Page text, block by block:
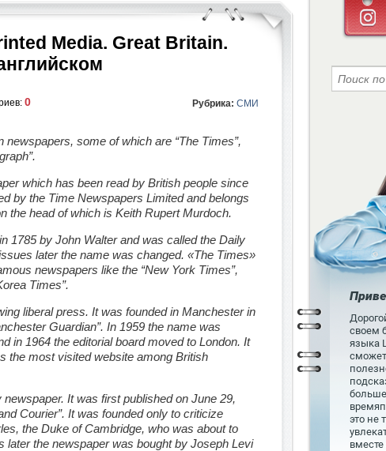
Media. Great Britain.
0 Рубрика: СМИ
some of which are “The Times”,
which has been read by British people since
by the Time Newspapers Limited andbelongs
the head of which is Keith Rupert Murdoch.
1785 by John Walter and was called the Daily
later the name was changed. «The Times»
newspapers like the “New York Times”,
Times”.
liberalpress. It was founded in Manchester in
Guardian”. In 1959 the name was
in 1964 the editorial boardmoved to London. It
the most visited website among British
newspaper. It was first published on June 29,
Courier”. It was founded only to criticize
the Duke of Cambridge, who was about to
later the newspaper was bought by Joseph Levi
своем
языка
это не